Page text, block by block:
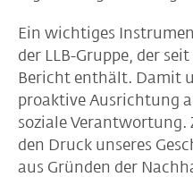
Ein wichtiges
der LLB-Gruppe, der
Bericht enthält. Damit
proaktive Ausrichtung
soziale Verantwortung.
den Druck unseres
aus Gründen der